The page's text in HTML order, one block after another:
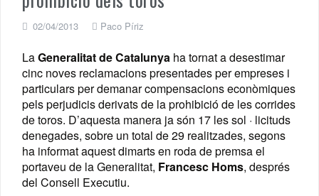
02/04/2013 Paco Píriz
LaGeneralitat de Catalunya ha tornat a desestimar
cinc noves reclamacions presentades per empreses i
particulars per demanar compensacions econòmiques
pels perjudicis derivats de la prohibició de les corrides
de toros. D’aquesta manera ja són 17 les sol · licituds
denegades, sobre un total de 29 realitzades, segons
ha informat aquest dimarts en roda de premsa el
portaveu de la Generalitat, Francesc Homs, després
del Consell Executiu.